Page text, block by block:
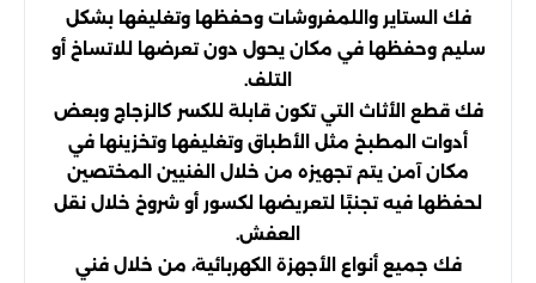
فك الستاير واللمفروشات وحفظها وتغليفها بشكل
سليم وحفظها في مكان يحول دون تعرضها للاتساخ أو
التلف.
فك قطع الأثاث التي تكون قابلة للكسر كالزجاج وبعض
أدوات المطبخ مثل الأطباق وتغليفها وتخزينها في
مكان آمن يتم تجهيزه من خلال الفنيين المختصين
لحفظها فيه تجنبًا لتعريضها لكسور أو شروخ خلال نقل
العفش.
فك جميع أنواع الأجهزة الكهربائية، من خلال فني